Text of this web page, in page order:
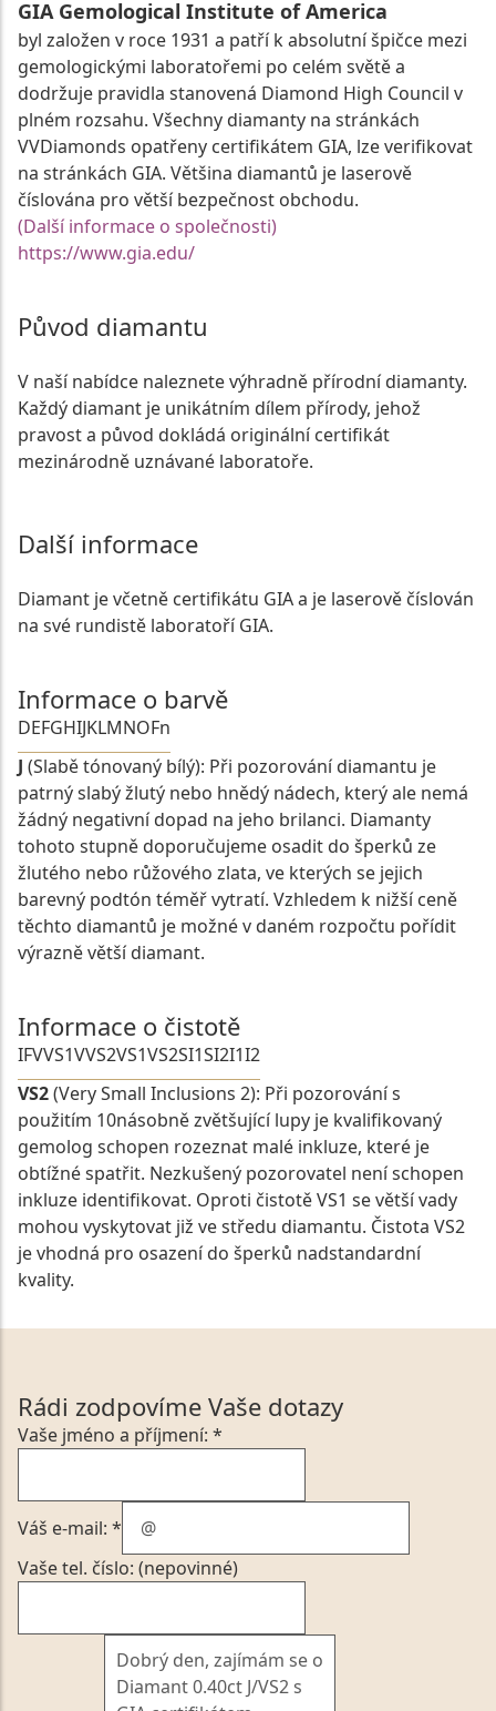
GIA Gemological Institute of America
byl založen v roce 1931 a patří k absolutní špičce mezi
gemologickými laboratořemi po celém světě a
dodržuje pravidla stanovená Diamond High Council v
plném rozsahu. Všechny diamanty na stránkách
VVDiamonds opatřeny certifikátem GIA, lze verifikovat
na stránkách GIA. Většina diamantů je laserově
číslována pro větší bezpečnost obchodu.
(Další informace o společnosti)
https://www.gia.edu/
Původ diamantu
V naší nabídce naleznete výhradně přírodní diamanty.
Každý diamant je unikátním dílem přírody, jehož
pravost a původ dokládá originální certifikát
mezinárodně uznávané laboratoře.
Další informace
Diamant je včetně certifikátu GIA a je laserově číslován
na své rundistě laboratoří GIA.
Informace o barvě
DEFGHIJKLMNOFn
J (Slabě tónovaný bílý): Při pozorování diamantu je
patrný slabý žlutý nebo hnědý nádech, který ale nemá
žádný negativní dopad na jeho brilanci. Diamanty
tohoto stupně doporučujeme osadit do šperků ze
žlutého nebo růžového zlata, ve kterých se jejich
barevný podtón téměř vytratí. Vzhledem k nižší ceně
těchto diamantů je možné v daném rozpočtu pořídit
výrazně větší diamant.
Informace o čistotě
IFVVS1VVS2VS1VS2SI1SI2I1I2
VS2(Very Small Inclusions 2): Při pozorování s
použitím 10násobně zvětšující lupy je kvalifikovaný
gemolog schopen rozeznat malé inkluze, které je
obtížné spatřit. Nezkušený pozorovatel není schopen
inkluze identifikovat. Oproti čistotě VS1 se větší vady
mohou vyskytovat již ve středu diamantu. Čistota VS2
je vhodná pro osazení do šperků nadstandardní
kvality.
Rádi zodpovíme Vaše dotazy
Vaše jméno a příjmení: *
Váš e-mail: *
Vaše tel. číslo: (nepovinné)